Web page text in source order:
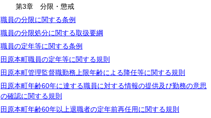
第3章 分限・懲戒
職員の分限に関する条例
職員の分限処分に関する取扱要綱
職員の定年等に関する条例
田原本町職員の定年等に関する規則
田原本町管理監督職勤務上限年齢による降任等に関する規則
田原本町年齢60年に達する職員に対する情報の提供及び勤務の意思
の確認に関する規則
田原本町年齢60年以上退職者の定年前再任用に関する規則